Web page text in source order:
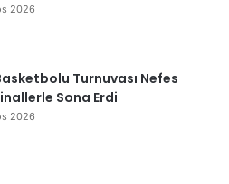
2026
Turnuvası Nefes
Sona Erdi
2026